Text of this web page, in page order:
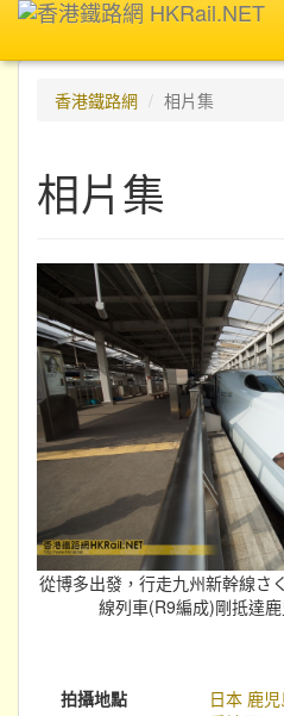
香港鐵路網
相片集
相片集
從博多出發，行走九州新幹線さ
線列車(R9編成)剛抵達
拍攝地點 日本 鹿